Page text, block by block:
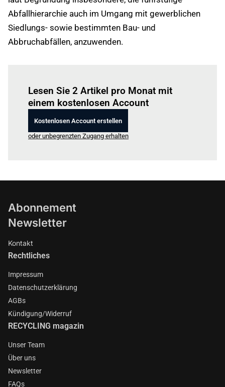
Abfallhierarchie auch im Umgang mit gewerblichen
Siedlungs- sowie bestimmten Bau- und
Abbruchabfällen, anzuwenden.
Lesen Sie 2 Artikel pro Monat mit
einem kostenlosen Account
Kostenlosen Account erstellen
oder unbegrenzten Zugang erhalten
Abonnement
Newsletter
Kontakt
Rechtliches
Impressum
Datenschutzerklärung
AGBs
Kündigung/Widerruf
RECYCLING magazin
Unser Team
Über uns
Newsletter
FAQs